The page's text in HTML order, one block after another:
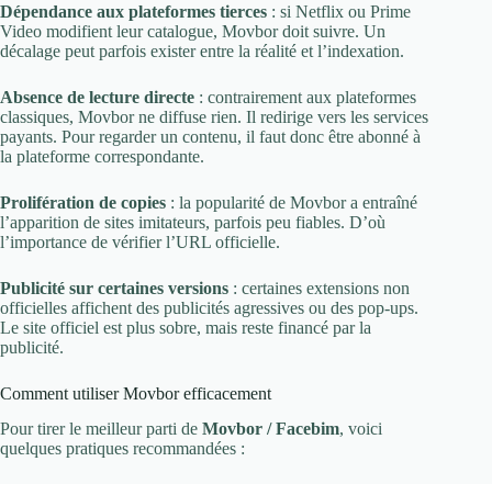
Dépendance aux plateformes tierces : si Netflix ou Prime
Video modifient leur catalogue, Movbor doit suivre. Un
décalage peut parfois exister entre la réalité et l’indexation.
Absence de lecture directe : contrairement aux plateformes
classiques, Movbor ne diffuse rien. Il redirige vers les services
payants. Pour regarder un contenu, il faut donc être abonné à
la plateforme correspondante.
Prolifération de copies : la popularité de Movbor a entraîné
l’apparition de sites imitateurs, parfois peu fiables. D’où
l’importance de vérifier l’URL officielle.
Publicité sur certaines versions : certaines extensions non
officielles affichent des publicités agressives ou des pop-ups.
Le site officiel est plus sobre, mais reste financé par la
publicité.
Comment utiliser Movbor efficacement
Pour tirer le meilleur parti de Movbor / Facebim, voici
quelques pratiques recommandées :